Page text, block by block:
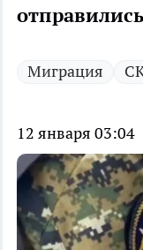
Миграция
12 января 03:04